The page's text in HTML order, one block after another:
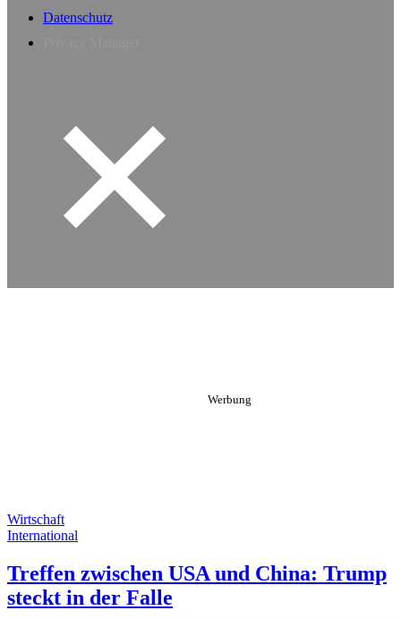
Datenschutz
Wirtschaft
International
Treffen zwischen USA und China: Trump
steckt in der Falle